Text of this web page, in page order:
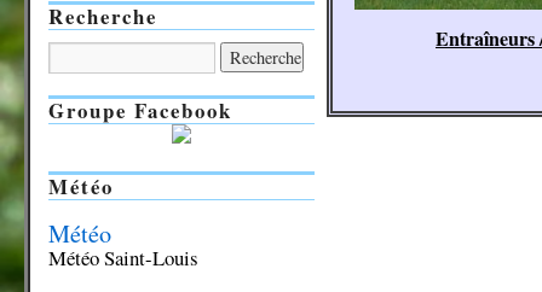
Entraîneurs
Recherche
Groupe Facebook
Météo
Météo
Météo Saint-Louis